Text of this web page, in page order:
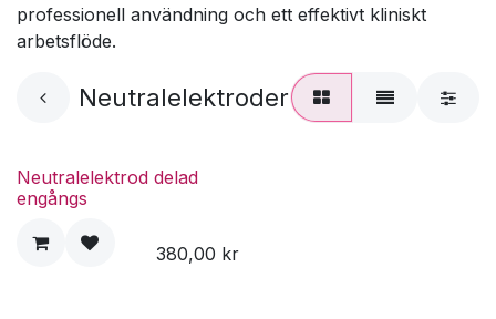
professionell användning och ett effektivt kliniskt
arbetsflöde.
Neutralelektroder
Neutralelektrod delad
engångs
380,00 kr